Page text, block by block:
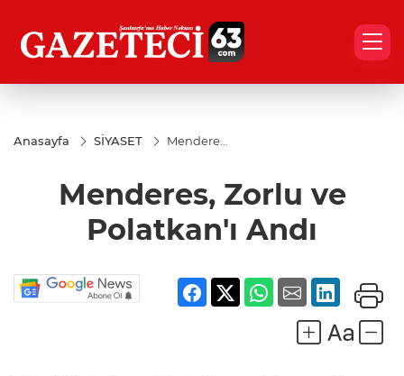
Anasayfa SİYASET
Menderes,
Menderes, Zorlu ve
Polatkan'ı Andı